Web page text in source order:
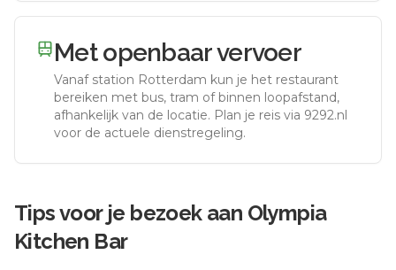
Met openbaar vervoer
Vanaf station Rotterdam kun je het restaurant
bereiken met bus, tram of binnen loopafstand,
afhankelijk van de locatie. Plan je reis via 9292.nl
voor de actuele dienstregeling.
Tips voor je bezoek aan Olympia
Kitchen Bar